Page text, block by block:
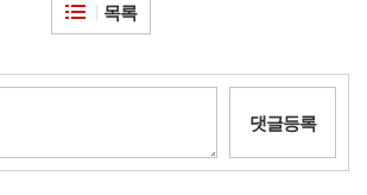
목록
댓글등록